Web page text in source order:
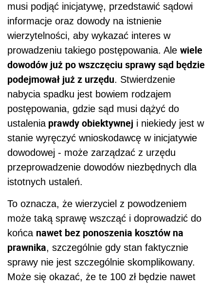
musi podjąć inicjatywę, przedstawić sądowi
informacje oraz dowody na istnienie
wierzytelności, aby wykazać interes w
prowadzeniu takiego postępowania. Ale wiele
dowodów już po wszczęciu sprawy sąd będzie
podejmował już z urzędu. Stwierdzenie
nabycia spadku jest bowiem rodzajem
postępowania, gdzie sąd musi dążyć do
ustaleniaprawdy obiektywnej i niekiedy jest w
stanie wyręczyć wnioskodawcę w inicjatywie
dowodowej - może zarządzać z urzędu
przeprowadzenie dowodów niezbędnych dla
istotnych ustaleń.
To oznacza, że wierzyciel z powodzeniem
może taką sprawę wszcząć i doprowadzić do
końca nawet bez ponoszenia kosztów na
prawnika, szczególnie gdy stan faktycznie
sprawy nie jest szczególnie skomplikowany.
Może się okazać, że te 100 zł będzie nawet